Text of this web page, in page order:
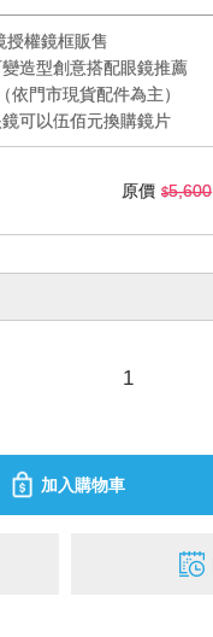
權鏡框販售
造型創意搭配眼鏡推薦
門市現貨配件為主）
可以伍佰元換購鏡片
原價 5,600
加入購物車